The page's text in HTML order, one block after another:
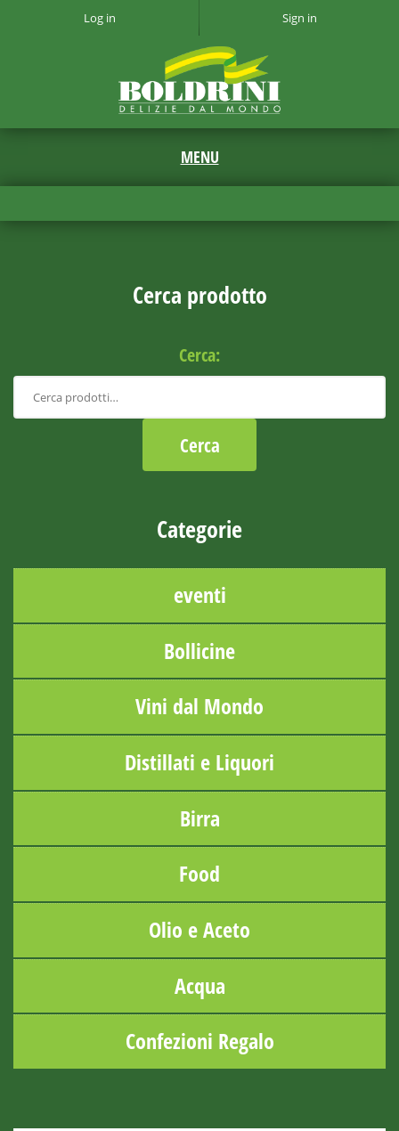
Log in Sign in
Cerca prodotto
Cerca:
Categorie
eventi
Bollicine
Vini dal Mondo
Distillati e Liquori
Birra
Food
Olio e Aceto
Acqua
Confezioni Regalo